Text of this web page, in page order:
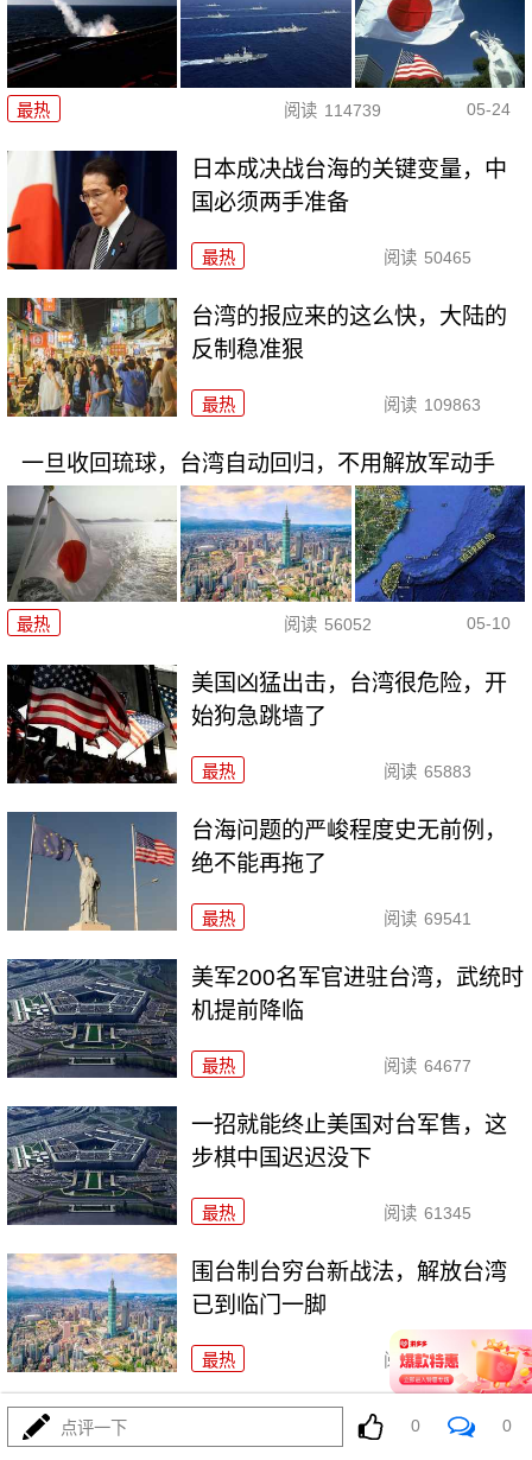
最热 阅读 114739 05-24
日本成决战台海的关键变量，中
国必须两手准备
最热 阅读 50465
台湾的报应来的这么快，大陆的
反制稳准狠
最热 阅读 109863
一旦收回琉球，台湾自动回归，不用解放军动手
最热 阅读 56052 05-10
美国凶猛出击，台湾很危险，开
始狗急跳墙了
最热 阅读 65883
台海问题的严峻程度史无前例，
绝不能再拖了
最热 阅读 69541
美军200名军官进驻台湾，武统时
机提前降临
最热 阅读 64677
一招就能终止美国对台军售，这
步棋中国迟迟没下
最热 阅读 61345
围台制台穷台新战法，解放台湾
已到临门一脚
最热 阅读 130645
印尼制定台岛撤侨计划，​大陆收
台有望了
点评一下 0 0